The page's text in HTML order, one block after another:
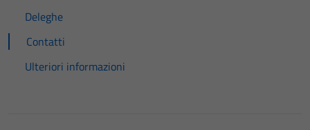
Deleghe
Contatti
Ulteriori informazioni